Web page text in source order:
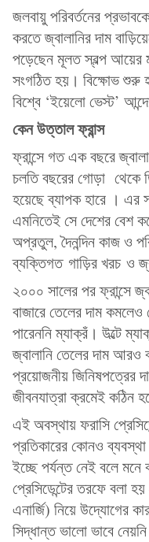
জলবায়ু পরিবর্তনের
করতে জ্বালানির দাম
পড়েছেন মূলত স্বল্প আয়ের
সংগঠিত হয়। বিক্ষোভ শুরু
বিশ্বে ‘ইয়েলো ভেস্ট’
কেন উত্তাল ফ্রান্স
ফ্রান্সে গত এক বছরে
চলতি বছরের গোড়া থেকে
হয়েছে ব্যাপক হারে । এর
এমনিতেই সে দেশের বেশ
অপ্রতুল, দৈনন্দিন কাজ ও
ব্যক্তিগত গাড়ির খরচ ও
২০০০ সালের পর ফ্রান্সে
বাজারে তেলের দাম
পারেননি ম্যাক্রঁ। উল্টে
জ্বালানি তেলের দাম আরও
প্রয়োজনীয় জিনিষপত্রের
জীবনযাত্রা ক্রমেই কঠিন
এই অবস্থায় ফরাসি
প্রতিকারের কোনও ব্যবস্থা
ইচ্ছে পর্যন্ত নেই বলে
প্রেসিডেন্টের তরফে বলা
এনার্জি) নিয়ে উদ্যোগের
সিদ্ধান্ত ভালো ভাবে